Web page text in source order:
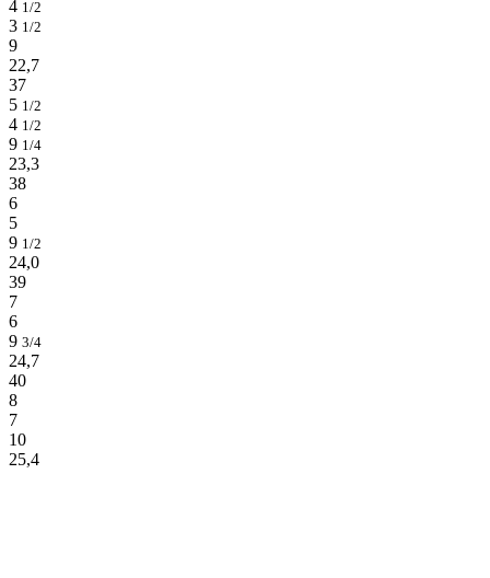
4 1/2
3 1/2
9
22,7
37
5 1/2
4 1/2
9 1/4
23,3
38
6
5
9 1/2
24,0
39
7
6
9 3/4
24,7
40
8
7
10
25,4